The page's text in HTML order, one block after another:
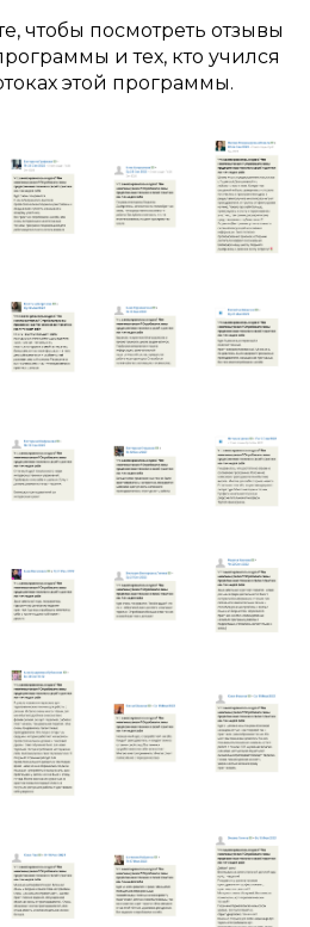
чтобы посмотреть отзывы
и тех, кто учился
этой программы.